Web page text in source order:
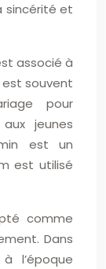
sincérité et
associé à
est souvent
pour
jeunes
est un
est utilisé
comme
Dans
l’époque